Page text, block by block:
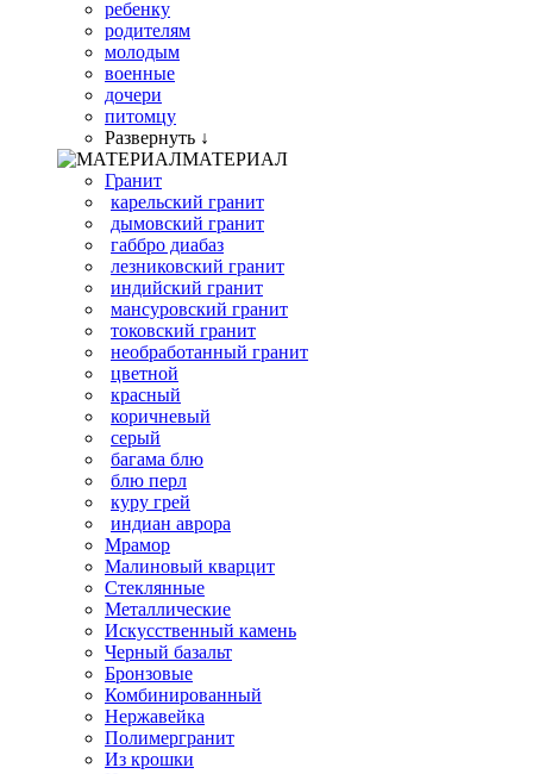
ребенку
родителям
молодым
военные
дочери
питомцу
Развернуть ↓
МАТЕРИАЛ
Гранит
карельский гранит
дымовский гранит
габбро диабаз
лезниковский гранит
индийский гранит
мансуровский гранит
токовский гранит
необработанный гранит
цветной
красный
коричневый
серый
багама блю
блю перл
куру грей
индиан аврора
Мрамор
Малиновый кварцит
Стеклянные
Металлические
Искусственный камень
Черный базальт
Бронзовые
Комбинированный
Нержавейка
Полимергранит
Из крошки